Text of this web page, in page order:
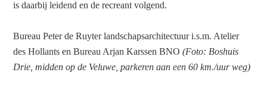
is daarbij leidend en de recreant volgend.
Bureau Peter de Ruyter landschapsarchitectuur i.s.m. Atelier
des Hollants en Bureau Arjan Karssen BNO(Foto: Boshuis
Drie, midden op de Veluwe, parkeren aan een 60 km./uur weg)